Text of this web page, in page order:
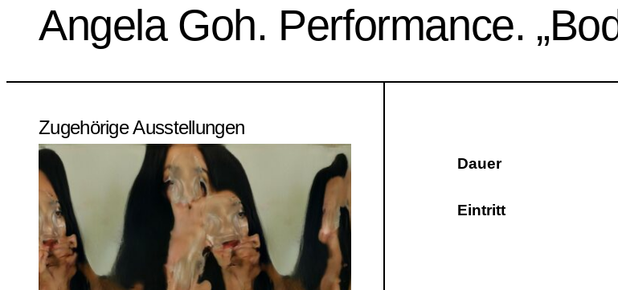
Angela Goh. Performance.
Dauer
Eintritt
Zugehörige Ausstellungen